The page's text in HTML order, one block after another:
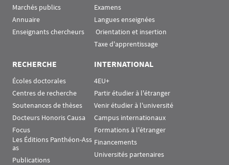
Marchés publics
Annuaire
Enseignants chercheurs
Examens
Langues enseignées
Orientation et insertion
Taxe d'apprentissage
RECHERCHE
Écoles doctorales
Centres de recherche
Soutenances de thèses
Docteurs Honoris Causa
Focus
Les Éditions Panthéon-Ass
as
Publications
INTERNATIONAL
4EU+
Partir étudier à l'étranger
Venir étudier à l'université
Campus internationaux
Formations à l'étranger
Financements
Universités partenaires